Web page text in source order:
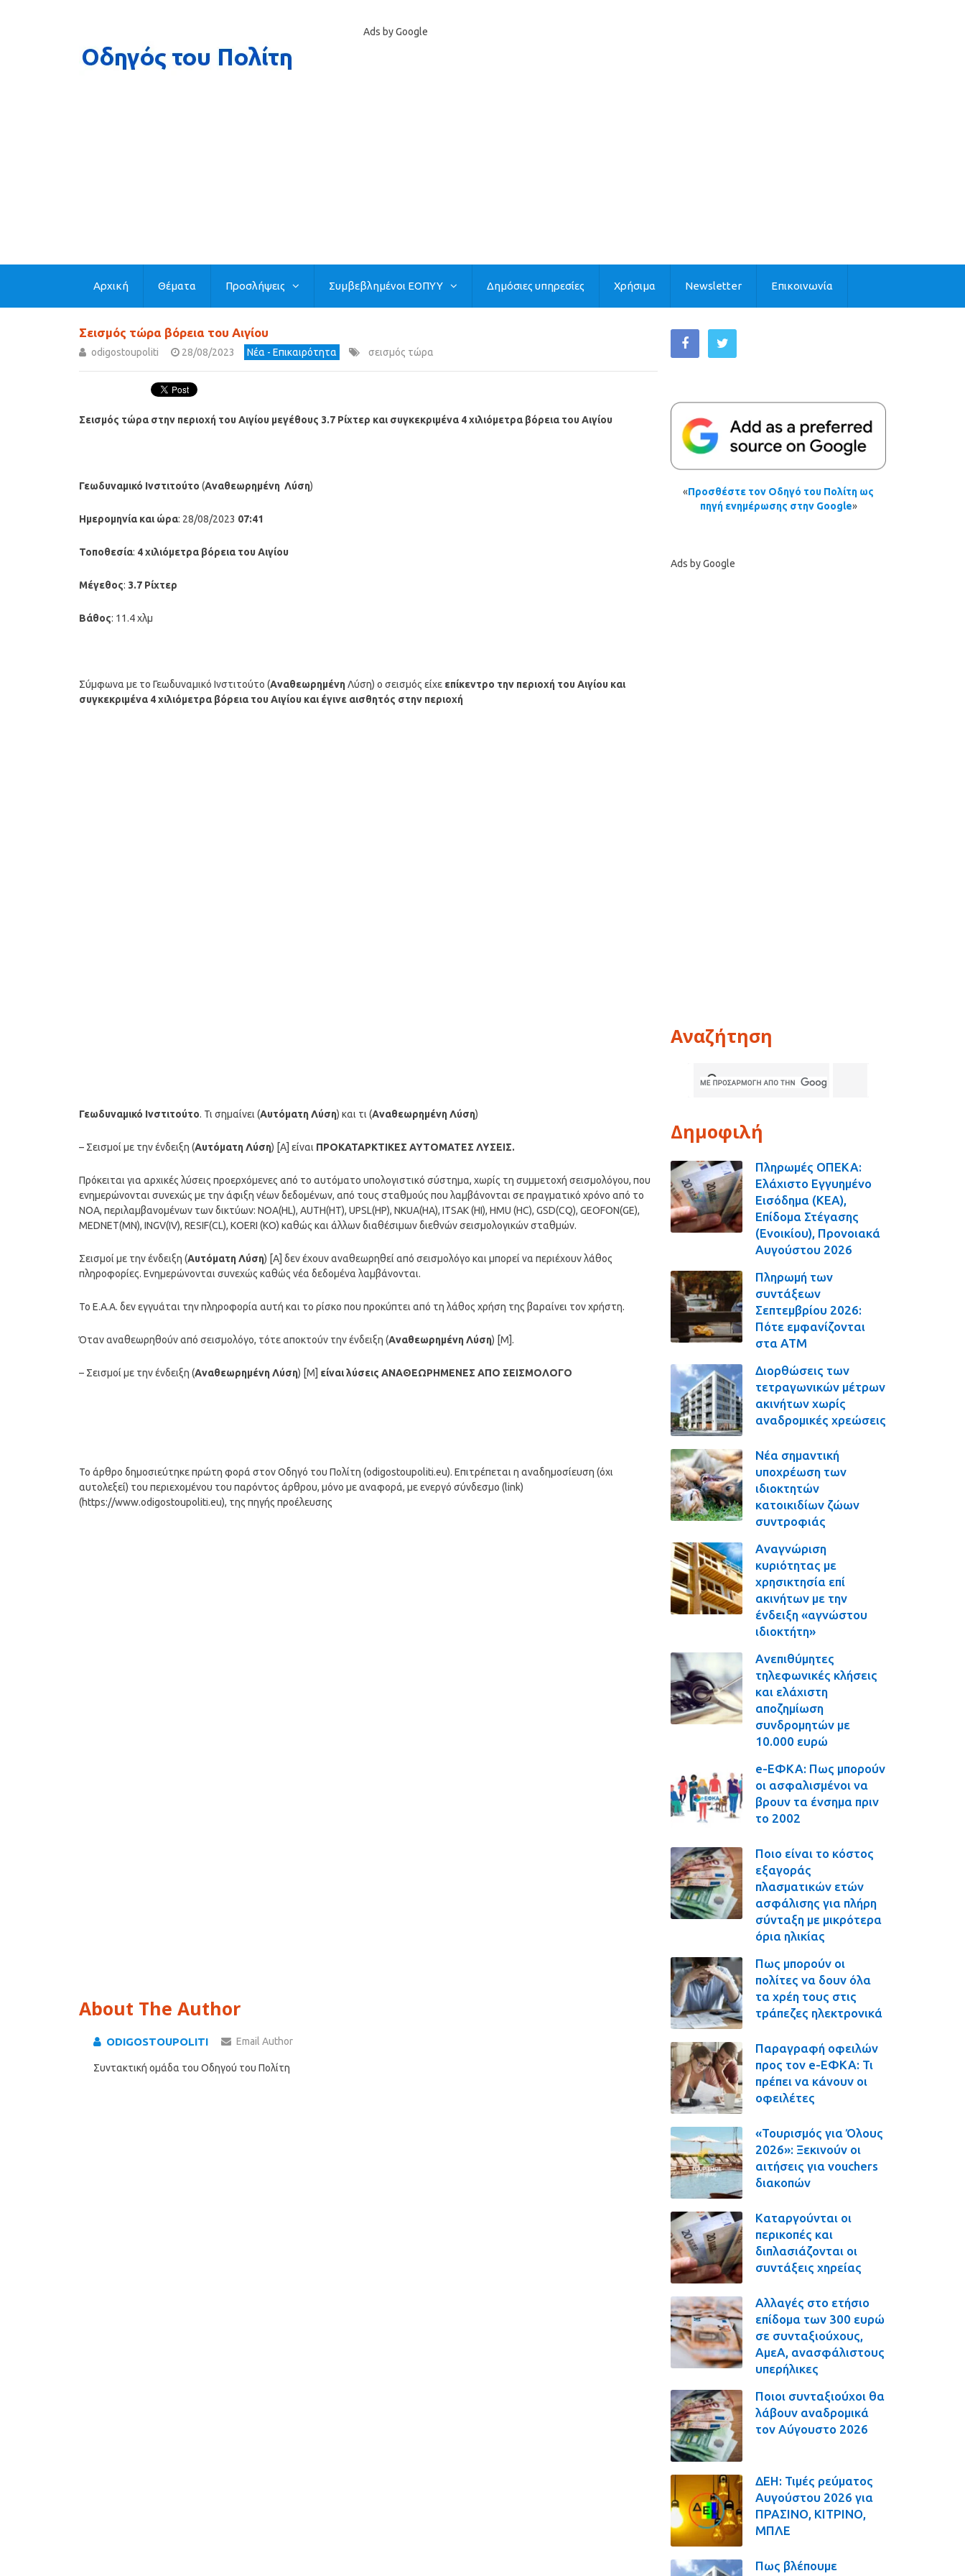
Ads by Google
Αρχική Θέματα Προσλήψεις Συμβεβλημένοι ΕΟΠΥΥ Δημόσιες υπηρεσίες Χρήσιμα Newsletter Επικοινωνία
Σεισμός τώρα βόρεια του Αιγίου
odigostoupoliti 28/08/2023 Νέα - Επικαιρότητα σεισμός τώρα
Σεισμός τώρα στην περιοχή του Αιγίου μεγέθους 3.7 Ρίχτερ και συγκεκριμένα 4 χιλιόμετρα βόρεια του Αιγίου
Γεωδυναμικό Ινστιτούτο (Αναθεωρημένη Λύση)
Ημερομηνία και ώρα: 28/08/2023 07:41
Τοποθεσία: 4 χιλιόμετρα βόρεια του Αιγίου
Μέγεθος: 3.7 Ρίχτερ
Βάθος: 11.4 χλμ
Σύμφωνα με το Γεωδυναμικό Ινστιτούτο (ΑναθεωρημένηΛύση) ο σεισμός είχε επίκεντρο την περιοχή του Αιγίου και
συγκεκριμένα 4 χιλιόμετρα βόρεια του Αιγίου και έγινε αισθητός στην περιοχή
Γεωδυναμικό Ινστιτούτο. Τι σημαίνει (Αυτόματη Λύση) και τι (Αναθεωρημένη Λύση)
– Σεισμοί με την ένδειξη (Αυτόματη Λύση) [A] είναι ΠΡΟΚΑΤΑΡΚΤΙΚΕΣ ΑΥΤΟΜΑΤΕΣ ΛΥΣΕΙΣ.
Πρόκειται για αρχικές λύσεις προερχόμενες από το αυτόματο υπολογιστικό σύστημα, χωρίς τη συμμετοχή σεισμολόγου, που
ενημερώνονται συνεχώς με την άφιξη νέων δεδομένων, από τους σταθμούς που λαμβάνονται σε πραγματικό χρόνο από το
ΝΟΑ, περιλαμβανομένων των δικτύων: NOA(HL), AUTH(HT), UPSL(HP), NKUA(HA), ITSAK (HI), HMU (HC), GSD(CQ), GEOFON(GE),
MEDNET(MN), INGV(IV), RESIF(CL), KOERI (KO) καθώς και άλλων διαθέσιμων διεθνών σεισμολογικών σταθμών.
Σεισμοί με την ένδειξη (Αυτόματη Λύση) [A] δεν έχουν αναθεωρηθεί από σεισμολόγο και μπορεί να περιέχουν λάθος
πληροφορίες. Ενημερώνονται συνεχώς καθώς νέα δεδομένα λαμβάνονται.
To Ε.Α.Α. δεν εγγυάται την πληροφορία αυτή και το ρίσκο που προκύπτει από τη λάθος χρήση της βαραίνει τον χρήστη.
Όταν αναθεωρηθούν από σεισμολόγο, τότε αποκτούν την ένδειξη (Αναθεωρημένη Λύση) [M].
– Σεισμοί με την ένδειξη (Αναθεωρημένη Λύση) [M] είναι λύσεις ΑΝΑΘΕΩΡΗΜΕΝΕΣ ΑΠΟ ΣΕΙΣΜΟΛΟΓΟ
Το άρθρο δημοσιεύτηκε πρώτη φορά στον Οδηγό του Πολίτη (odigostoupoliti.eu). Επιτρέπεται η αναδημοσίευση (όχι
αυτολεξεί) του περιεχομένου του παρόντος άρθρου, μόνο με αναφορά, με ενεργό σύνδεσμο (link)
(https://www.odigostoupoliti.eu), της πηγής προέλευσης
About The Author
ODIGOSTOUPOLITI Email Author
Συντακτική ομάδα του Οδηγού του Πολίτη
«Προσθέστε τον Οδηγό του Πολίτη ως
πηγή ενημέρωσης στην Google»
Ads by Google
Αναζήτηση
Δημοφιλή
Πληρωμές ΟΠΕΚΑ:
Ελάχιστο Εγγυημένο
Εισόδημα (ΚΕΑ),
Επίδομα Στέγασης
(Ενοικίου), Προνοιακά
Αυγούστου 2026
Πληρωμή των
συντάξεων
Σεπτεμβρίου 2026:
Πότε εμφανίζονται
στα ΑΤΜ
Διορθώσεις των
τετραγωνικών μέτρων
ακινήτων χωρίς
αναδρομικές χρεώσεις
Νέα σημαντική
υποχρέωση των
ιδιοκτητών
κατοικιδίων ζώων
συντροφιάς
Αναγνώριση
κυριότητας με
χρησικτησία επί
ακινήτων με την
ένδειξη «αγνώστου
ιδιοκτήτη»
Ανεπιθύμητες
τηλεφωνικές κλήσεις
και ελάχιστη
αποζημίωση
συνδρομητών με
10.000 ευρώ
e-ΕΦΚΑ: Πως μπορούν
οι ασφαλισμένοι να
βρουν τα ένσημα πριν
το 2002
Ποιο είναι το κόστος
εξαγοράς
πλασματικών ετών
ασφάλισης για πλήρη
σύνταξη με μικρότερα
όρια ηλικίας
Πως μπορούν οι
πολίτες να δουν όλα
τα χρέη τους στις
τράπεζες ηλεκτρονικά
Παραγραφή οφειλών
προς τον e-ΕΦΚΑ: Τι
πρέπει να κάνουν οι
οφειλέτες
«Τουρισμός για Όλους
2026»: Ξεκινούν οι
αιτήσεις για vouchers
διακοπών
Καταργούνται οι
περικοπές και
διπλασιάζονται οι
συντάξεις χηρείας
Αλλαγές στο ετήσιο
επίδομα των 300 ευρώ
σε συνταξιούχους,
ΑμεΑ, ανασφάλιστους
υπερήλικες
Ποιοι συνταξιούχοι θα
λάβουν αναδρομικά
τον Αύγουστο 2026
ΔΕΗ: Τιμές ρεύματος
Αυγούστου 2026 για
ΠΡΑΣΙΝΟ, ΚΙΤΡΙΝΟ,
ΜΠΛΕ
Πως βλέπουμε